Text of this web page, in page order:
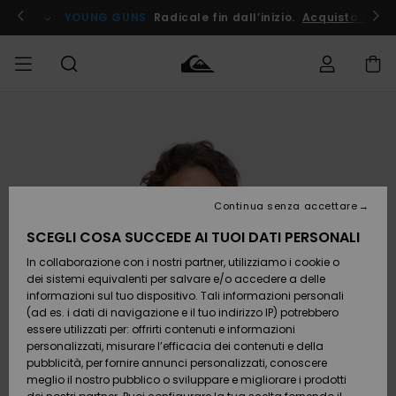
informazioni
prodotto
! YOUNG GUNS Radicale fin dall’inizio. Acquista Ora
Accessori
Calzature
e
infradito
Surf /
Acqua
Accessori
Calzature
e
infradito
Surf /
Acqua
Nuovi
Da
Scoprire
Snow
SURF
Uomo
Highlights
Comunità
SNOW
Uomo
Shop
Snow
Shop
Donna
OUTLET
Uomo
Outlet
Donna
Spedizione
Pagamento
Buono regalo
Quiksilver
Freedom
SCEGLI COSA SUCCEDE AI TUOI DATI PERSONALI
In collaborazione con i nostri partner, utilizziamo i cookie o
dei sistemi equivalenti per salvare e/o accedere a delle
informazioni sul tuo dispositivo. Tali informazioni personali
(ad es. i dati di navigazione e il tuo indirizzo IP) potrebbero
essere utilizzati per: offrirti contenuti e informazioni
personalizzati, misurare l’efficacia dei contenuti e della
pubblicità, per fornire annunci personalizzati, conoscere
meglio il nostro pubblico o sviluppare e migliorare i prodotti
Continua senza accettare